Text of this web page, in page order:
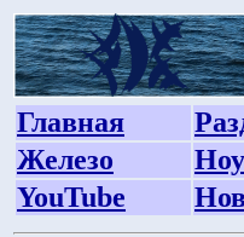
Главная
Железо
YouTube